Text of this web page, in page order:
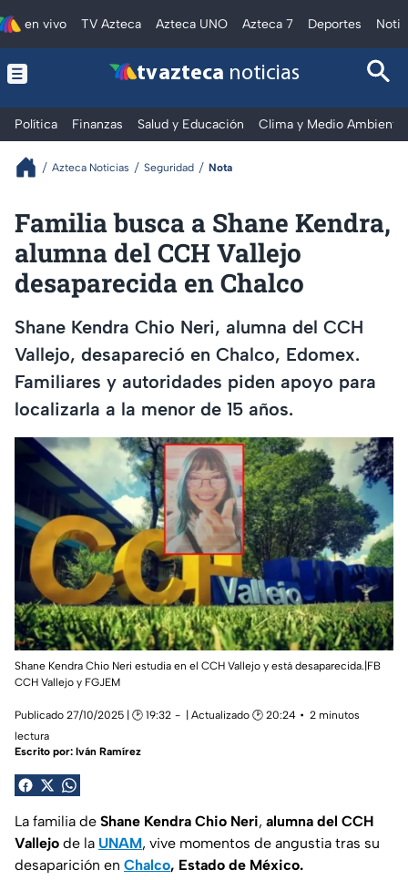
en vivo TV Azteca Azteca UNO Azteca 7 Deportes
tv azteca noticias
Política Finanzas Salud y Educación Clima y Medio Ambiente
Azteca Noticias Seguridad Nota
Familia busca a Shane Kendra,
alumna del CCH Vallejo
desaparecida en Chalco
Shane Kendra Chio Neri, alumna del CCH
Vallejo, desapareció en Chalco, Edomex.
Familiares y autoridades piden apoyo para
localizarla a la menor de 15 años.
Shane Kendra Chio Neri estudia en el CCH Vallejo y está desaparecida.|FB
CCH Vallejo y FGJEM
Publicado 27/10/2025 | 🕑 19:32 | Actualizado 🕑 20:24
2 minutos
lectura
Escrito por: Iván Ramírez
La familia de Shane Kendra Chio Neri, alumna del CCH
Vallejo de la UNAM, vive momentos de angustia tras su
desaparición en Chalco, Estado de México.